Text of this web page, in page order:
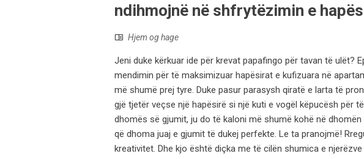
ndihmojnë në shfrytëzimin e
Hjem og hage
Jeni duke kërkuar ide për krevat papafingo për tavan të ulët?
mendimin për të maksimizuar hapësirat e kufizuara në
më shumë prej tyre. Duke pasur parasysh qiratë e larta të
gjë tjetër veçse një hapësirë ​​si një kuti e vogël këpucësh për
dhomës së gjumit, ju do të kaloni më shumë kohë në
që dhoma juaj e gjumit të dukej perfekte. Le ta pranojmë!
kreativitet. Dhe kjo është diçka me të cilën shumica e